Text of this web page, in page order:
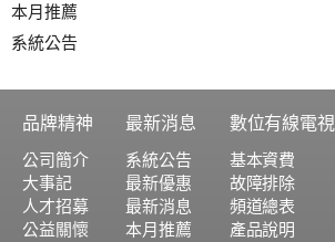
本月推薦
系統公告
品牌精神
公司簡介
大事記
人才招募
公益關懷
最新消息
系統公告
最新優惠
最新消息
本月推薦
數位有線電視
基本資費
故障排除
頻道總表
產品說明